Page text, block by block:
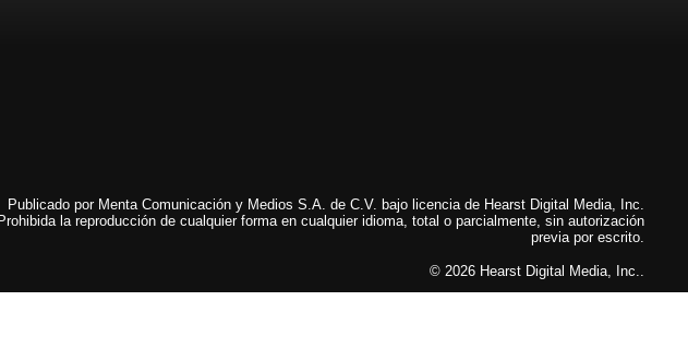
Publicado por Menta Comunicación y Medios S.A. de C.V. bajo licencia de Hearst Digital Media, Inc.
la reproducción de cualquier forma en cualquier idioma, total o parcialmente, sin autorización
previa por escrito.
© 2026 Hearst Digital Media, Inc..